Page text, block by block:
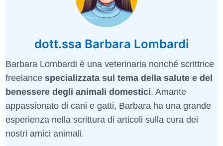
dott.ssa Barbara Lombardi
Barbara Lombardi è una veterinaria nonché scrittrice
freelance specializzata sul tema della salute e del
benessere degli animali domestici. Amante
appassionato di cani e gatti, Barbara ha una grande
esperienza nella scrittura di articoli sulla cura dei
nostri amici animali.